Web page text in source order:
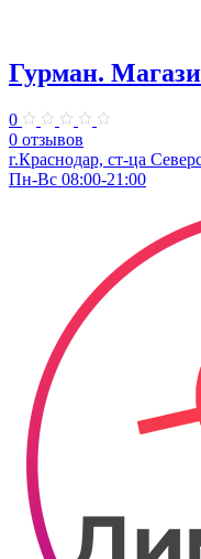
Гурман.
0
0 отзывов
г.Краснодар, ст-ца
Пн-Вс 08:00-21:00